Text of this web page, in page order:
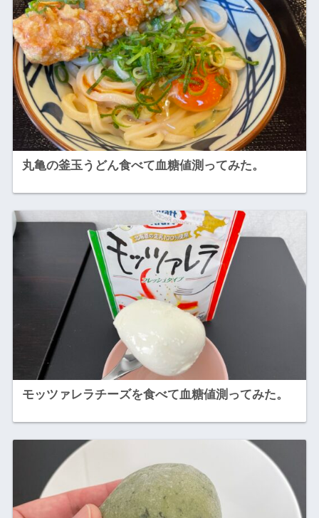
丸亀の釜玉うどん食べて血糖値測ってみた。
モッツァレラチーズを食べて血糖値測ってみた。